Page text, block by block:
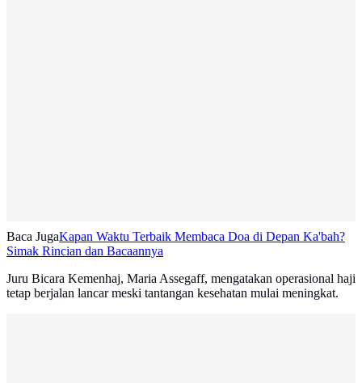
Baca JugaKapan Waktu Terbaik Membaca Doa di Depan Ka'bah?
Simak Rincian dan Bacaannya
Juru Bicara Kemenhaj, Maria Assegaff, mengatakan operasional haji
tetap berjalan lancar meski tantangan kesehatan mulai meningkat.